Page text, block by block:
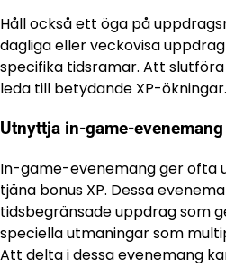
Håll också ett öga på
dagliga eller veckovisa
specifika tidsramar. Att
leda till betydande XP-ökningar.
Utnyttja in-game-
In-game-evenemang ger ofta
tjäna bonus XP. Dessa
tidsbegränsade uppdrag som
speciella utmaningar som
Att delta i dessa evenemang